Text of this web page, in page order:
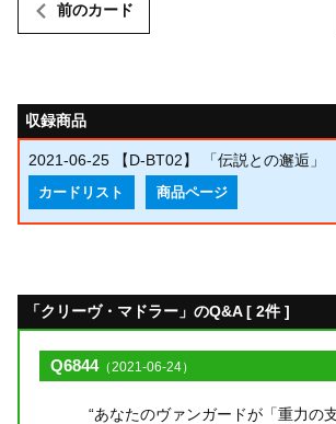
前のカード
収録商品
2021-06-25 【D-BT02】 「伝説との邂逅」
カードリスト 商品ページ
「クリーヴ・マドラー」のQ&A [ 2件 ]
Q6844（2021-06-24）
“あなたのヴァンガードが「重力の